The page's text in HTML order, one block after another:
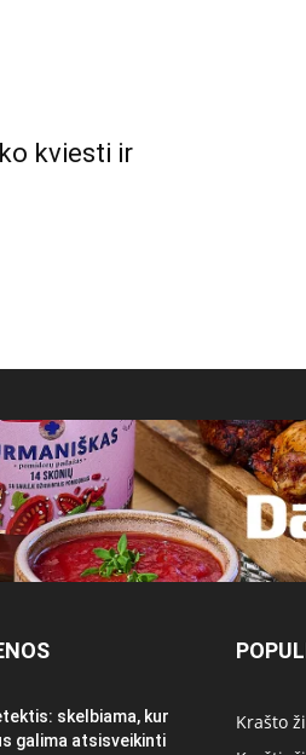
kviesti ir
skelbiama, kur
galima atsisveikinti
Krašto